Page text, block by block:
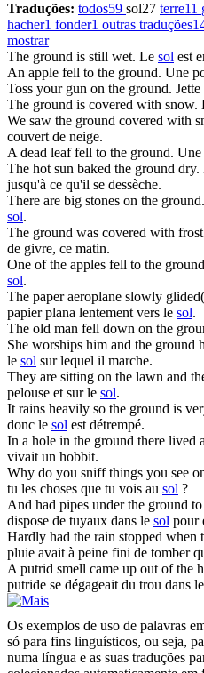
Traduções: todos59 sol27 terre11
hacher1 fonder1 outras traduções
mostrar
The ground is still wet. Le sol est
An apple fell to the ground. Une
Toss your gun on the ground.
The ground is covered with snow.
We saw the ground covered with
couvert de neige.
A dead leaf fell to the ground. Une
The hot sun baked the ground dry.
jusqu'à ce qu'il se dessèche.
There are big stones on the ground.
sol.
The ground was covered with
de givre, ce matin.
One of the apples fell to the ground
sol.
The paper aeroplane slowly
papier plana lentement vers le sol.
The old man fell down on the
She worships him and the ground
le sol sur lequel il marche.
They are sitting on the lawn and
pelouse et sur le sol.
It rains heavily so the ground is
donc le sol est détrempé.
In a hole in the ground there lived
vivait un hobbit.
Why do you sniff things you see
tu les choses que tu vois au sol ?
And had pipes under the ground
dispose de tuyaux dans le sol pour
Hardly had the rain stopped when
pluie avait à peine fini de tomber
A putrid smell came up out of the
putride se dégageait du trou dans le
Os exemplos de uso de palavras
só para fins linguísticos, ou seja,
numa língua e as suas traduções